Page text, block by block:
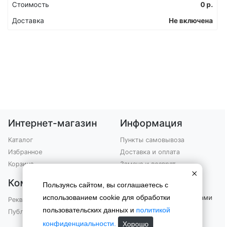
Стоимость 0р.
Доставка
Не включена
Интернет-магазин
Каталог
Избранное
Корзина
Информация
Пункты самовывоза
Доставка и оплата
Замена и возврат
Компания
Реквизиты
Публичная оферта
Контакты
Вы можете связаться с нами
по телефону
+7 (903) 301-76-99
×
Пользуясь сайтом, вы соглашаетесь с
использованием cookie для обработки
пользовательских данных и политикой
конфиденциальности.
Хорошо